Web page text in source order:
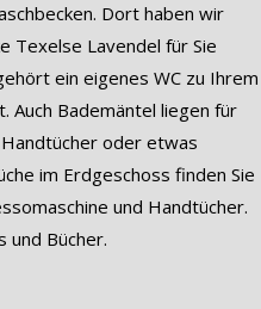
Dort haben wir
Texelse Lavendel für Sie
ein eigenes WC zu Ihrem
Auch Bademäntel liegen für
oder etwas
im Erdgeschoss finden Sie
und Handtücher.
und Bücher.